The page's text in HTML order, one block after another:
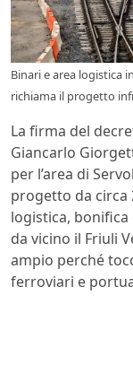
Binari e area logistica
richiama il progetto
La firma del
Giancarlo
per l’area di
progetto da circa
logistica,
da vicino il Friuli
ampio perché
ferroviari e